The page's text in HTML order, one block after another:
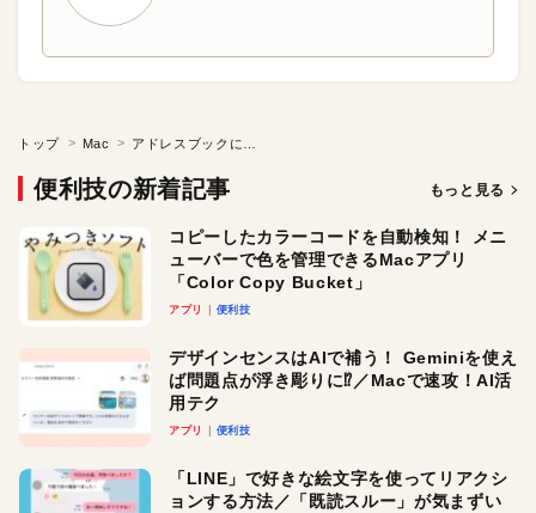
トップ Mac
便利技の新着記事 もっと見る
コピーしたカラーコードを自動検知！ メニ
ューバーで色を管理できるMacアプリ
「Color Copy Bucket」
アプリ 便利技
デザインセンスはAIで補う！ Geminiを使え
ば問題点が浮き彫りに⁉︎／Macで速攻！AI活
用テク
アプリ 便利技
「LINE」で好きな絵文字を使ってリアクシ
ョンする方法／「既読スルー」が気まずい